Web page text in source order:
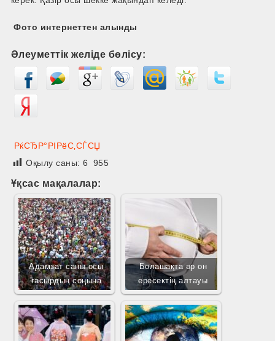
Фото интернеттен алынды
Әлеуметтік желіде бөлісу:
РќСЂР°РІРёС‚СЃСЏ
Оқылу саны:6 955
Ұқсас мақалалар:
Адамзат саны осы
ғасырдың соңына
Болашақта әр он
ересектің алтауы